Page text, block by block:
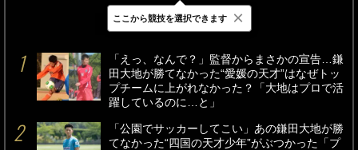
最新 24時間 週間
「えっ、なんで？」監督からまさかの宣告…鎌
田大地が勝てなかった“愛媛の天才”はなぜトッ
プチームに上がれなかった？「大地はプロで活
躍しているのに…と」
「公園でサッカーしてこい」あの鎌田大地が勝
てなかった“四国の天才少年”がぶつかった「プ
ここから競技を選択できます ×